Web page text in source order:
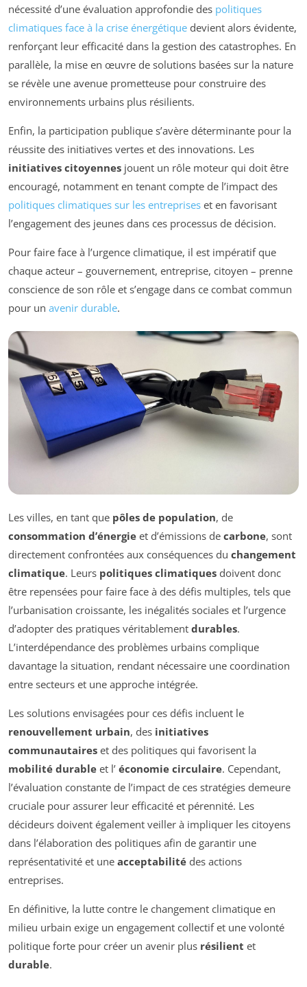
nécessité d’une évaluation approfondie des politiques
climatiques face à la crise énergétique devient alors évidente,
renforçant leur efficacité dans la gestion des catastrophes. En
parallèle, la mise en œuvre de solutions basées sur la nature
se révèle une avenue prometteuse pour construire des
environnements urbains plus résilients.
Enfin, la participation publique s’avère déterminante pour la
réussite des initiatives vertes et des innovations. Les
initiatives citoyennes jouent un rôle moteur qui doit être
encouragé, notamment en tenant compte de l’impact des
politiques climatiques sur les entreprises et en favorisant
l’engagement des jeunes dans ces processus de décision.
Pour faire face à l’urgence climatique, il est impératif que
chaque acteur – gouvernement, entreprise, citoyen – prenne
conscience de son rôle et s’engage dans ce combat commun
pour un avenir durable.
Les villes, en tant que pôles de population, de
consommation d’énergie et d’émissions de carbone, sont
directement confrontées aux conséquences du changement
climatique. Leurs politiques climatiques doivent donc
être repensées pour faire face à des défis multiples, tels que
l’urbanisation croissante, les inégalités sociales et l’urgence
d’adopter des pratiques véritablement durables.
L’interdépendance des problèmes urbains complique
davantage la situation, rendant nécessaire une coordination
entre secteurs et une approche intégrée.
Les solutions envisagées pour ces défis incluent le
renouvellement urbain, des initiatives
communautaires et des politiques qui favorisent la
mobilité durable et l’ économie circulaire. Cependant,
l’évaluation constante de l’impact de ces stratégies demeure
cruciale pour assurer leur efficacité et pérennité. Les
décideurs doivent également veiller à impliquer les citoyens
dans l’élaboration des politiques afin de garantir une
représentativité et une acceptabilité des actions
entreprises.
En définitive, la lutte contre le changement climatique en
milieu urbain exige un engagement collectif et une volonté
politique forte pour créer un avenir plus résilient et
durable.